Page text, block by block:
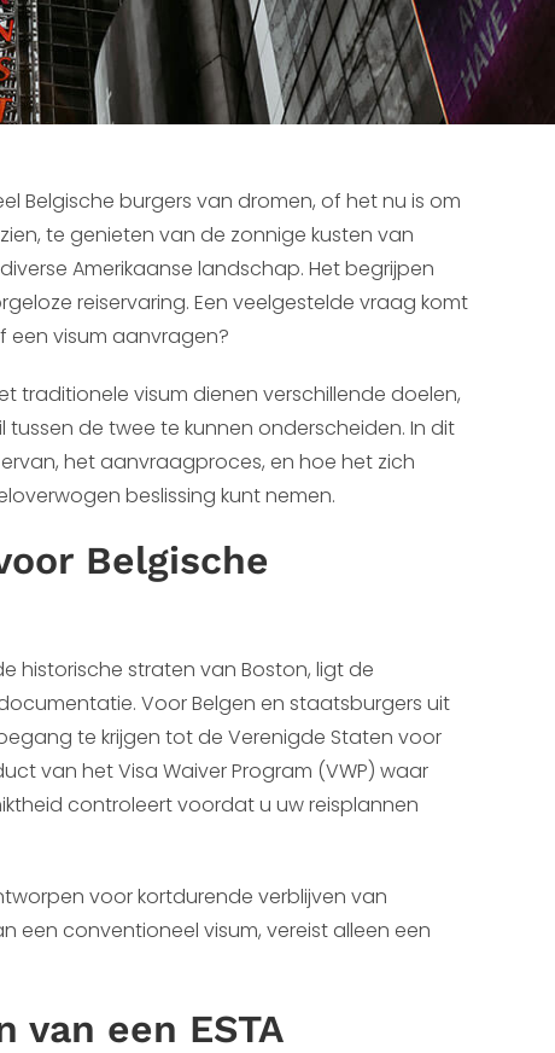
Belgische burgers van dromen, of het nu is om
te genieten van de zonnige kusten van
Amerikaanse landschap. Het begrijpen
reiservaring. Een veelgestelde vraag komt
een visum aanvragen?
traditionele visum dienen verschillende doelen,
tussen de twee te kunnen onderscheiden. In dit
het aanvraagproces, en hoe het zich
beslissing kunt nemen.
Belgische
historische straten van Boston, ligt de
Voor Belgen en staatsburgers uit
te krijgen tot de Verenigde Staten voor
van het Visa Waiver Program (VWP) waar
controleert voordat u uw reisplannen
voor kortdurende verblijven van
een conventioneel visum, vereist alleen een
van een ESTA